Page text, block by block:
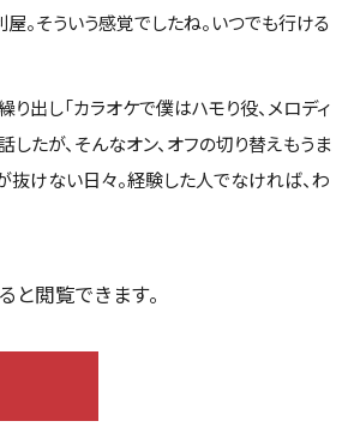
。そういう感覚でしたね。いつでも行ける
出し「カラオケで僕はハモり役、メロディ
たが、そんなオン、オフの切り替えもうま
抜けない日々。経験した人でなければ、わ